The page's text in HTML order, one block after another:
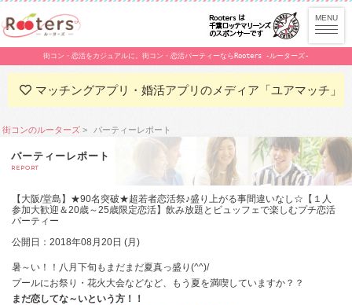
街コン・恋活をカジュアルに。街コン・恋活パーティーならRooters -ルーターズ-
マッチングアプリ・婚活アプリのメディア「ユアマッチ」
街コンのルーターズ パーティーレポート
パーティーレポート
REPORT
【大阪/堂島】★90名突破★超若者恋活祭♪盛り上がる事間違いなし☆【１人
参加大歓迎＆20歳～25歳限定恋活】飲み放題とビュッフェで楽しむプチ恋活
パーティー
公開日：2018年08月20日 (月)
暑～い！！八月下旬もまだまだ夏真っ盛り(^^)/
プールにお祭り・花火大会などなど、もう夏を満喫していますか？？
まだ恋してな～いという方！！